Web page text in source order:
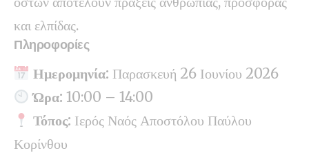
και ελπίδας.
Πληροφορίες
Ημερομηνία: Παρασκευή 26 Ιουνίου 2026
Ώρα: 10:00 – 14:00
Τόπος: Ιερός Ναός Αποστόλου Παύλου
Κορίνθου